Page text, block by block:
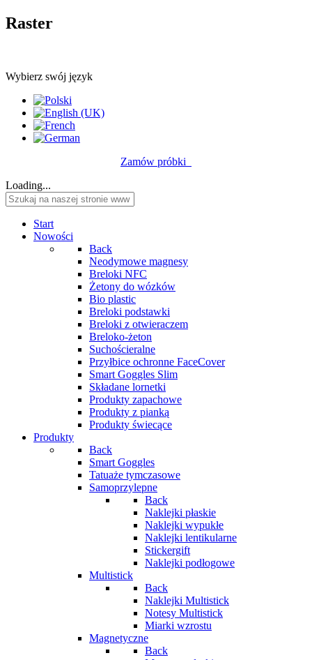
Raster
Wybierz swój język
Zamów próbki
Loading...
Start
Nowości
Back
Neodymowe magnesy
Breloki NFC
Żetony do wózków
Bio plastic
Breloki podstawki
Breloki z otwieraczem
Breloko-żeton
Suchościeralne
Przyłbice ochronne FaceCover
Smart Goggles Slim
Składane lornetki
Produkty zapachowe
Produkty z pianką
Produkty świecące
Produkty
Back
Smart Goggles
Tatuaże tymczasowe
Samoprzylepne
Back
Naklejki płaskie
Naklejki wypukłe
Naklejki lentikularne
Stickergift
Naklejki podłogowe
Multistick
Back
Naklejki Multistick
Notesy Multistick
Miarki wzrostu
Magnetyczne
Back